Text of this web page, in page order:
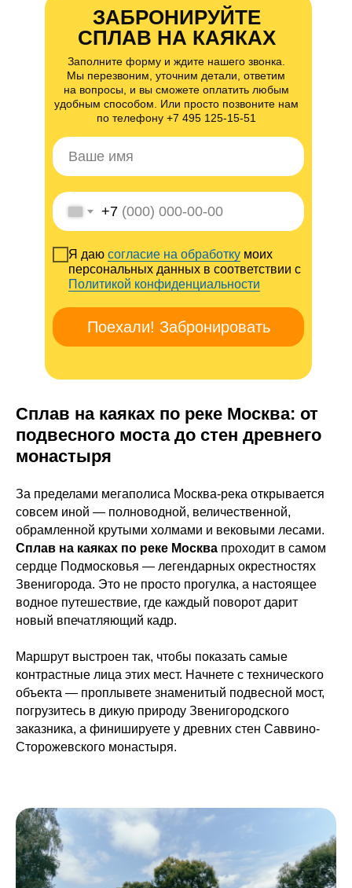
ЗАБРОНИРУЙТЕ
СПЛАВ НА КАЯКАХ
Заполните форму и ждите нашего звонка.
Мы перезвоним, уточним детали, ответим
на вопросы, и вы сможете оплатить любым
удобным способом. Или просто позвоните нам
по телефону +7 495 125-15-51
+7
Я даю согласие на обработку моих
персональных данных в соответствии с
Политикой конфиденциальности
Поехали! Забронировать
Сплав на каяках по реке Москва: от
подвесного моста до стен древнего
монастыря
За пределами мегаполиса Москва-река открывается
совсем иной — полноводной, величественной,
обрамленной крутыми холмами и вековыми лесами.
Сплав на каяках по реке Москва проходит в самом
сердце Подмосковья — легендарных окрестностях
Звенигорода. Это не просто прогулка, а настоящее
водное путешествие, где каждый поворот дарит
новый впечатляющий кадр.
Маршрут выстроен так, чтобы показать самые
контрастные лица этих мест. Начнете с технического
объекта — проплывете знаменитый подвесной мост,
погрузитесь в дикую природу Звенигородского
заказника, а финишируете у древних стен Саввино-
Сторожевского монастыря.